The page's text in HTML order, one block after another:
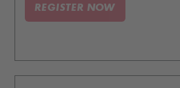
REGISTER NOW